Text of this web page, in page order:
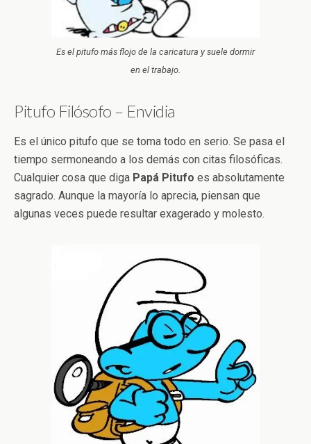
Es el pitufo más flojo de la caricatura y suele dormir
en el trabajo.
Pitufo Filósofo – Envidia
Es el único pitufo que se toma todo en serio. Se pasa el
tiempo sermoneando a los demás con citas filosóficas.
Cualquier cosa que diga Papá Pitufo es absolutamente
sagrado. Aunque la mayoría lo aprecia, piensan que
algunas veces puede resultar exagerado y molesto.